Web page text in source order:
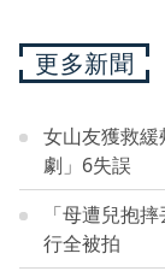
更多新聞
女山友獲救
劇」6失誤
「母遭兒抱
行全被拍